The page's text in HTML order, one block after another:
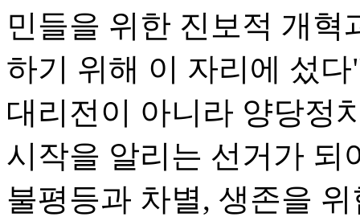
민들을 위한 진보적 개
하기 위해 이 자리에 섰
대리전이 아니라 양당정
시작을 알리는 선거가 되
불평등과 차별, 생존을